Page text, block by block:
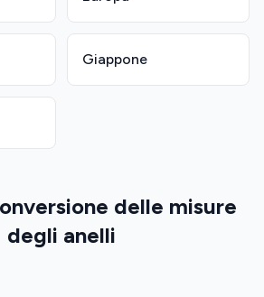
Giappone
delle misure
degli anelli